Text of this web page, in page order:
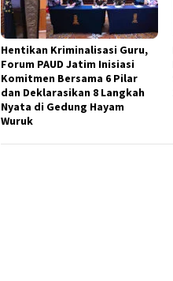
Hentikan Kriminalisasi Guru,
Forum PAUD Jatim Inisiasi
Komitmen Bersama 6 Pilar
dan Deklarasikan 8 Langkah
Nyata di Gedung Hayam
Wuruk